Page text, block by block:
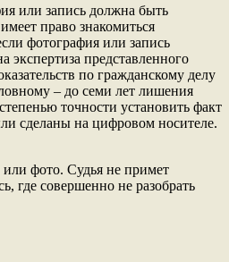
или запись должна быть
право знакомиться
фотография или запись
экспертиза представленного
по гражданскому делу
– до семи лет лишения
точности установить факт
сделаны на цифровом носителе.
или фото. Судья не примет
где совершенно не разобрать